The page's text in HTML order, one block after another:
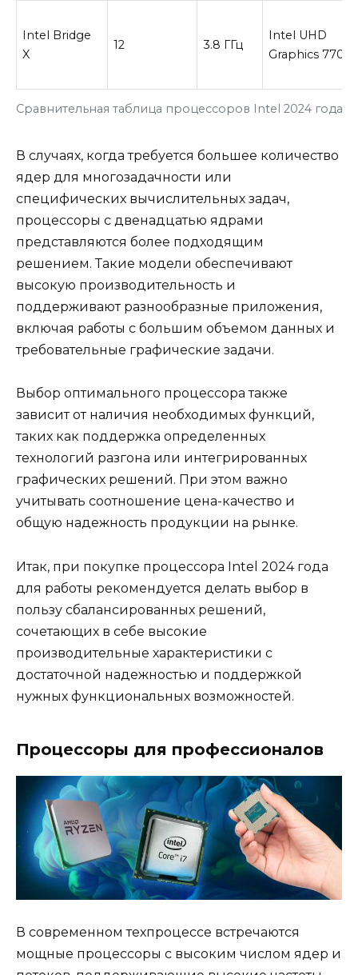
Сравнительная таблица процессоров Intel 2024 года
Intel Bridge
X
12 3.8 ГГц
Intel UHD
Graphics 770
В случаях, когда требуется большее количество
ядер для многозадачности или
специфических вычислительных задач,
процессоры с двенадцатью ядрами
представляются более подходящим
решением. Такие модели обеспечивают
высокую производительность и
поддерживают разнообразные приложения,
включая работы с большим объемом данных и
требовательные графические задачи.
Выбор оптимального процессора также
зависит от наличия необходимых функций,
таких как поддержка определенных
технологий разгона или интегрированных
графических решений. При этом важно
учитывать соотношение цена-качество и
общую надежность продукции на рынке.
Итак, при покупке процессора Intel 2024 года
для работы рекомендуется делать выбор в
пользу сбалансированных решений,
сочетающих в себе высокие
производительные характеристики с
достаточной надежностью и поддержкой
нужных функциональных возможностей.
Процессоры для профессионалов
В современном техпроцессе встречаются
мощные процессоры с высоким числом ядер и